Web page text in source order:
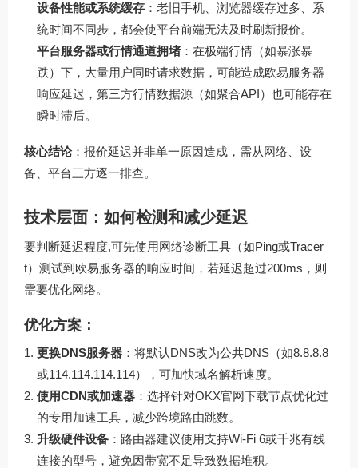
设备性能或系统缓存 ：老旧手机、浏览器缓存过多、系
统时间不同步，都会使平台前端无法及时刷新报价。
平台服务器或行情通道拥堵 ：在极端行情（如暴涨暴
跌）下，大量用户同时请求数据，可能造成欧易服务器
响应延迟，第三方行情数据源（如聚合API）也可能存在
瞬时滞后。
核心结论：报价延迟并非单一原因造成，需从网络、设
备、平台三方逐一排查。
技术层面：如何检测和减少延迟
要判断延迟程度,可先使用网络诊断工具（如Ping或Tracer
t）测试到欧易服务器的响应时间，若延迟超过200ms，则
需要优化网络。
优化方案：
更换DNS服务器 ：将默认DNS改为公共DNS（如8.8.8.8
或114.114.114.114），可加快域名解析速度。
使用CDN或加速器 ：选择针对OKX官网下载节点优化过
的专用加速工具，减少跨境路由跳数。
升级硬件设备 ：路由器建议使用支持Wi-Fi 6或千兆有线
连接的型号，避免因带宽不足导致数据堆积。